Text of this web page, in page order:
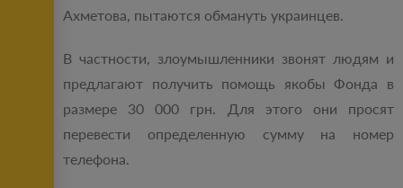
Ахметова, пытаются обмануть украинцев.
В частности, злоумышленники звонят людям и
предлагают получить помощь якобы Фонда в
размере 30 000 грн. Для этого они просят
перевести определенную сумму на номер
телефона.